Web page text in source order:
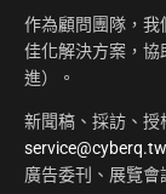
作為顧問團隊，我
佳化解決方案，協
進）。
新聞稿、採訪、授
service@cyberq.tw
廣告委刊、展覽會